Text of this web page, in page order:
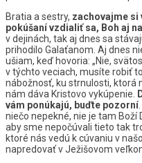
Bratia a sestry, zachovajme si
pokúšaní vzdialiť sa, Boh aj
v dejinách, tak aj dnes sa
prihodilo Galaťanom. Aj dnes
ušiam, keď hovoria: „Nie,
v týchto veciach, musíte robiť
nábožnosť, ku strnulosti, ktorá
nám dáva Kristovo vykúpenie.
vám ponúkajú, buďte pozorní
niečo nepekné, nie je tam
aby sme nepočúvali tieto tak
ktoré nás vedú k cúvaniu v
napredovať v Ježišovom